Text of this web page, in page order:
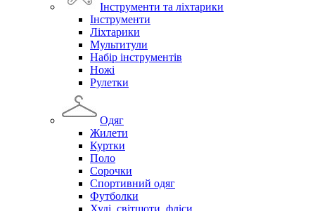
Інструменти та ліхтарики
Інструменти
Ліхтарики
Мультитули
Набір інструментів
Ножі
Рулетки
Одяг
Жилети
Куртки
Поло
Сорочки
Спортивний одяг
Футболки
Худі, світшоти, фліси